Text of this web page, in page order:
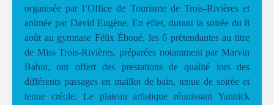
organisée par l’Office de Tourisme de Trois-Rivières et
animée par David Eugène. En effet, durant la soirée du 8
août au gymnase Félix Éboué, les 6 prétendantes au titre
de Miss Trois-Rivières, préparées notamment par Marvin
Babin, ont offert des prestations de qualité lors des
différents passages en maillot de bain, tenue de soirée et
tenue créole. Le plateau artistique réunissant Yannick